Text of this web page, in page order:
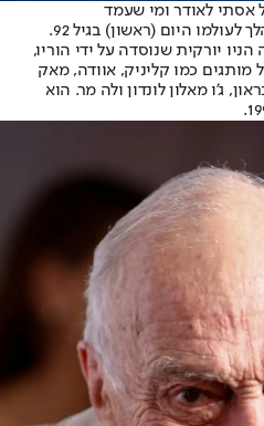
אסתי לאודר ומי שעמד
לעולמו היום (ראשון) בגיל 92.
החברה הניו יורקית שנוסדה על ידי הוריו,
כמו קליניק, אוודה, מאק
ג'ו מאלון לונדון ולה מר. הוא